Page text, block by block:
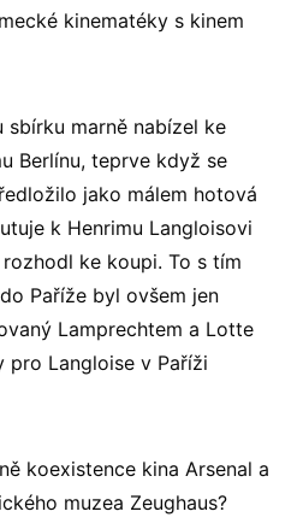
kinematéky s kinem
sbírku marně nabízel ke
Berlínu, teprve když se
jako málem hotová
k Henrimu Langloisovi
ke koupi. To s tím
Paříže byl ovšem jen
Lamprechtem a Lotte
pro Langloise v Paříži
koexistence kina Arsenal a
muzea Zeughaus?